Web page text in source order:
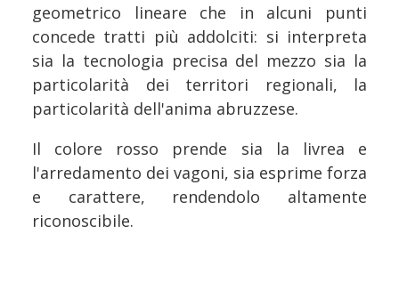
geometrico lineare che in alcuni punti
concede tratti più addolciti: si interpreta
sia la tecnologia precisa del mezzo sia la
particolarità dei territori regionali, la
particolarità dell'anima abruzzese.
Il colore rosso prende sia la livrea e
l'arredamento dei vagoni, sia esprime forza
e carattere, rendendolo altamente
riconoscibile.